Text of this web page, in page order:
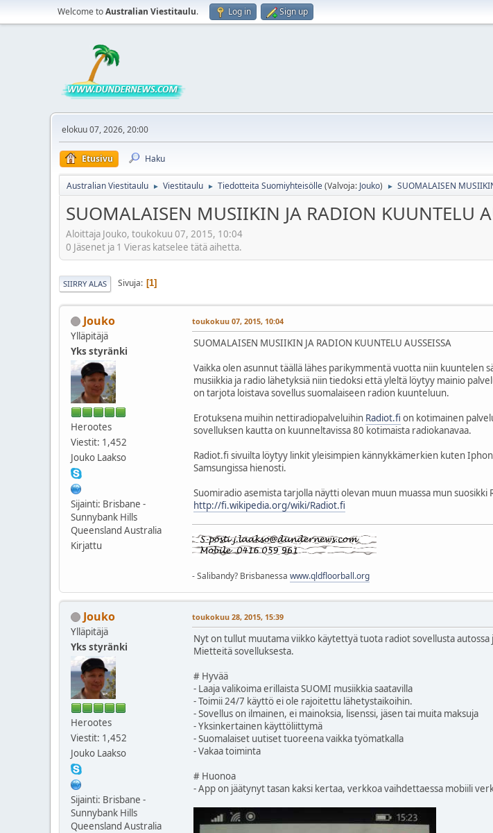
Welcome toAustralian Viestitaulu. Log in Sign up
elokuu 07, 2026, 20:00
Etusivu Haku
Australian Viestitaulu ► Viestitaulu ► Tiedotteita Suomiyhteisölle(Valvoja: Jouko) ► SUOMALAISEN
SUOMALAISEN MUSIIKIN JA RADION KUUNTELU
Aloittaja Jouko, toukokuu 07, 2015, 10:04
0 Jäsenet ja 1 Vieras katselee tätä aihetta.
SIIRRY ALAS Sivuja 1
Jouko
Ylläpitäjä
Yks styränki
Herootes
Viestit: 1,452
Jouko Laakso
Sijainti: Brisbane -
Sunnybank Hills
Queensland Australia
Kirjattu
toukokuu 07, 2015, 10:04
SUOMALAISEN MUSIIKIN JA RADION KUUNTELU AUSSEISSA
Vaikka olen asunnut täällä lähes parikymmentä vuotta niin kuuntelen
musiikkia ja radio lähetyksiä niin tiedoksi että yleltä löytyy mainio
on tarjota loistava sovellus suomalaiseen radion kuunteluun.
Erotuksena muihin nettiradiopalveluihin Radiot.fi on kotimainen
sovelluksen kautta on kuunneltavissa 80 kotimaista radiokanavaa.
Radiot.fi sivuilta löytyy linkit yleisimpien kännykkämerkien kuten
Samsungissa hienosti.
Suomiradio asemista tarjolla näytti olevan muun muassa mun suosikki
http://fi.wikipedia.org/wiki/Radiot.fi
- Salibandy? Brisbanessa www.qldfloorball.org
Jouko
Ylläpitäjä
Yks styränki
Herootes
Viestit: 1,452
Jouko Laakso
Sijainti: Brisbane -
Sunnybank Hills
Queensland Australia
toukokuu 28, 2015, 15:39
Nyt on tullut muutama viikko käytettyä tuota radiot sovellusta
Mietteitä sovelluksesta.
# Hyvää
- Laaja valikoima erillaista SUOMI musiikkia saatavilla
- Toimii 24/7 käyttö ei ole rajoitettu lähetystaikoihin.
- Sovellus on ilmainen, ei mainoksia, lisenssi, jäsen tai muita maksuja
- Yksinkertainen käyttöliittymä
- Suomalaiset uutiset tuoreena vaikka työmatkalla
- Vakaa toiminta
# Huonoa
- App on jäätynyt tasan kaksi kertaa, verkkoa vaihdettaessa mobiili